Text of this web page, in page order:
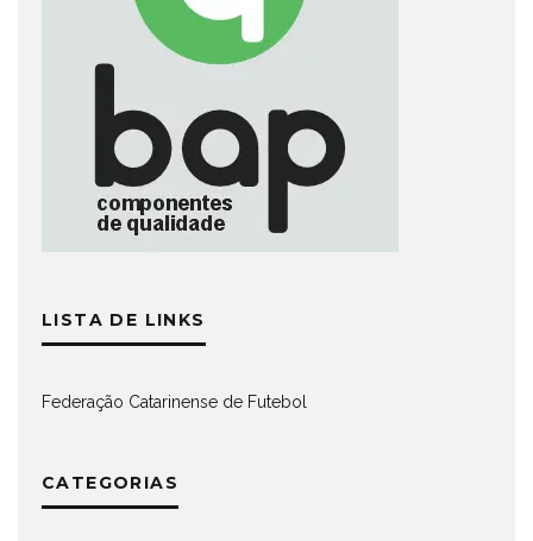
LISTA DE LINKS
Federação Catarinense de Futebol
CATEGORIAS